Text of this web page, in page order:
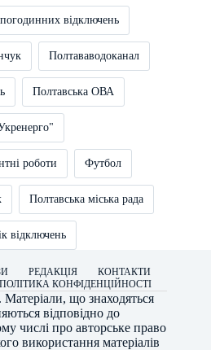
відключень
Полтававодоканал
Полтавська ОВА
роботи Футбол
Полтавська міська рада
відключень
РЕДАКЦІЯ
КОНТАКТИ
ПОЛІТИКА КОНФІДЕНЦІЙНОСТІ
що знаходяться
відповідно до
числі про авторське право
використання матеріалів